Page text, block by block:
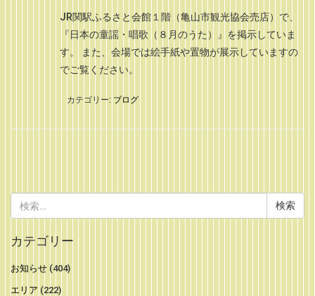
JR関駅ふるさと会館１階（亀山市観光協会売店）で、
『日本の童謡・唱歌（８月のうた）』を掲示していま
す。 また、会場では絵手紙や置物が展示していますの
でご覧ください。
カテゴリー: ブログ
索:
カテゴリー
お知らせ (404)
エリア (222)